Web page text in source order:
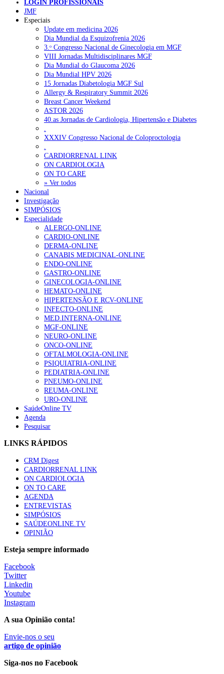
NOTÍCIAS RECENTES
Portugal está a formar os médicos de que precisa? 6 de Agosto,
Estudantes de Medicina representados na 79.ª World Health
Assembly 6 de Agosto, 2026
SCORA X-Change Portugal promove formação internacional
em saúde sexual e reprodutiva
ANEM reúne com coordenador do Pacto Estratégico para a
Saúde 6 de Agosto, 2026
Sindicato diz que nova carreira de médicos dentistas reforça
estabilidade no SNS 6 de Agosto, 2026
NOTÍCIAS MAIS LIDAS
Enfermagem Forense. “Da urgência ao tribunal, cada
gesto conta e cada profissional faz a diferença”
202 visualizações
Alguns milhares de utentes podem ficar sem médico de
família com nova regras do registo, alerta associação
175 visualizações
Quase quatro em cada dez doentes com enfarte
apresentavam níveis elevados de Lp(a), revela estudo
86 visualizações
“Os programas de rastreio do cancro do pulmão são
custo-efetivos e representam um investimento
sustentável para os sistemas de saúde”
66 visualizações
mama triplo negativo metastático em doentes não
elegíveis para inibidores PD-(L)1
61 visualizações
Especialistas defendem mais potássio na alimentação
para ajudar a controlar a hipertensão
57 visualizações
MAIS NOTÍCIAS
Estudantes de Medicina representados na 79.ª World Health
Assembly
6 Ago, 2026
Sindicato diz que nova carreira de médicos dentistas reforça
estabilidade no SNS
LOGIN PROFISSIONAIS
JMF
Especiais
Update em medicina 2026
Dia Mundial da Esquizofrenia 2026
3.ᵒ Congresso Nacional de Ginecologia em MGF
VIII Jornadas Multidisciplinares MGF
Dia Mundial do Glaucoma 2026
Dia Mundial HPV 2026
15 Jornadas Diabetologia MGF Sul
Allergy & Respiratory Summit 2026
Breast Cancer Weekend
ASTOR 2026
40.as Jornadas de Cardiologia, Hipertensão e Diabetes
.
XXXIV Congresso Nacional de Coloproctologia
.
CARDIORRENAL LINK
ON CARDIOLOGIA
ON TO CARE
» Ver todos
Nacional
Investigação
SIMPÓSIOS
Especialidade
ALERGO-ONLINE
CARDIO-ONLINE
DERMA-ONLINE
CANABIS MEDICINAL-ONLINE
ENDO-ONLINE
GASTRO-ONLINE
GINECOLOGIA-ONLINE
HEMATO-ONLINE
HIPERTENSÃO E RCV-ONLINE
INFECTO-ONLINE
MED.INTERNA-ONLINE
MGF-ONLINE
NEURO-ONLINE
ONCO-ONLINE
OFTALMOLOGIA-ONLINE
PSIQUIATRIA-ONLINE
PEDIATRIA-ONLINE
PNEUMO-ONLINE
REUMA-ONLINE
URO-ONLINE
SaúdeOnline TV
Agenda
Pesquisar
LINKS RÁPIDOS
CRM Digest
CARDIORRENAL LINK
ON CARDIOLOGIA
ON TO CARE
AGENDA
ENTREVISTAS
SIMPÓSIOS
SAÚDEONLINE.TV
OPINIÃO
Esteja sempre informado
Facebook
Twitter
Linkedin
Youtube
Instagram
A sua Opinião conta!
Envie-nos o seu
artigo de opinião
Siga-nos no Facebook